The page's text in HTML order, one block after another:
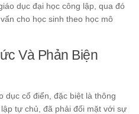
dục đại học công lập, qua đó
cho học sinh theo học mô
Và Phản Biện
dục cổ điển, đặc biệt là thông
tự chủ, đã phải đối mặt với sự